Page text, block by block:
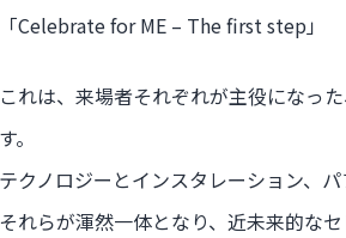
「Celebrate for ME – The first step」
これは、来場者それぞれが主役になっ
す。
テクノロジーとインスタレーション、
それらが渾然一体となり、近未来的な